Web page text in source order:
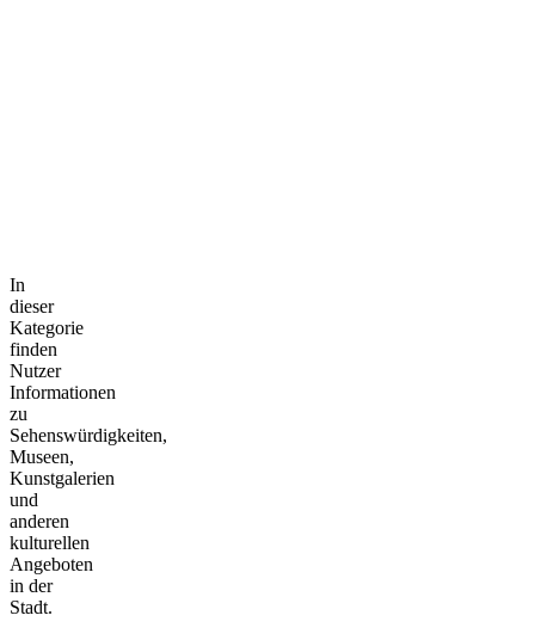
In
dieser
Kategorie
finden
Nutzer
Informationen
zu
Sehenswürdigkeiten,
Museen,
Kunstgalerien
und
anderen
kulturellen
Angeboten
in der
Stadt.